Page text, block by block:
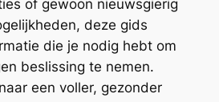
of gewoon nieuwsgierig
deze gids
die je nodig hebt om
beslissing te nemen.
een voller, gezonder